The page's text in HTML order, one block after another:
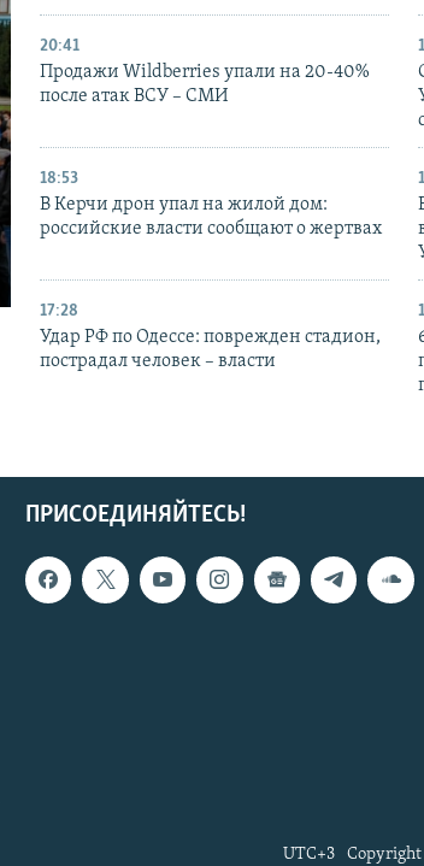
20:41
Продажи Wildberries упали на 20-40%
после атак ВСУ – СМИ
18:53
В Керчи дрон упал на жилой дом:
российские власти сообщают о жертвах
17:28
Удар РФ по Одессе: поврежден стадион,
пострадал человек – власти
ПРИСОЕДИНЯЙТЕСЬ!
UTC+3